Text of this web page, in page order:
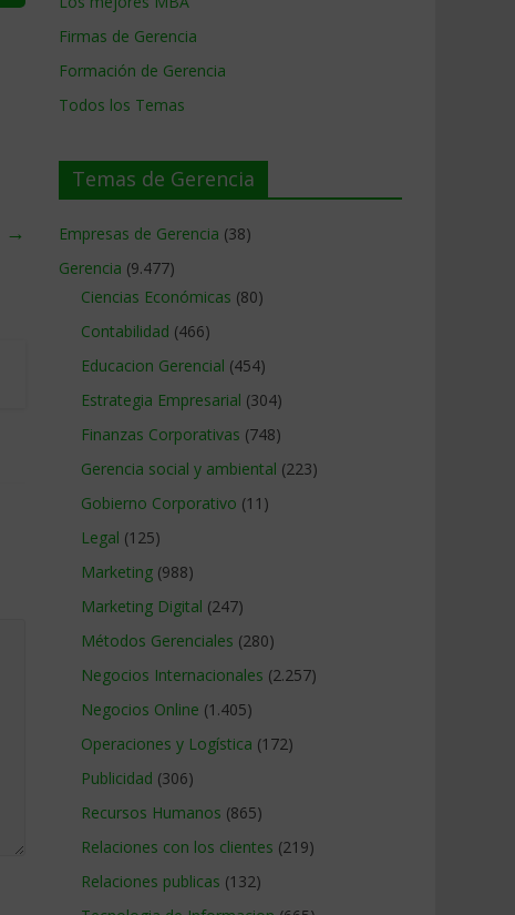
→
Firmas de Gerencia
Formación de Gerencia
Todos los Temas
Temas de Gerencia
Empresas de Gerencia (38)
Gerencia (9.477)
Ciencias Económicas (80)
Contabilidad (466)
Educacion Gerencial (454)
Estrategia Empresarial (304)
Finanzas Corporativas (748)
Gerencia social y ambiental (223)
Gobierno Corporativo (11)
Legal (125)
Marketing (988)
Marketing Digital (247)
Métodos Gerenciales (280)
Negocios Internacionales (2.257)
Negocios Online (1.405)
Operaciones y Logística (172)
Publicidad (306)
Recursos Humanos (865)
Relaciones con los clientes (219)
Relaciones publicas (132)